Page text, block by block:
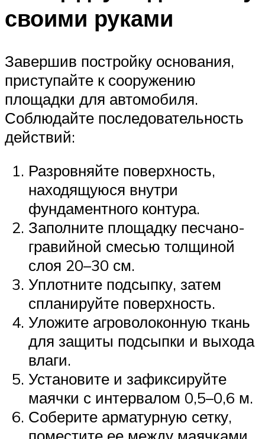
своими руками
Завершив постройку основания,
приступайте к сооружению
площадки для автомобиля.
Соблюдайте последовательность
действий:
Разровняйте поверхность,
находящуюся внутри
фундаментного контура.
Заполните площадку песчано-
гравийной смесью толщиной
слоя 20–30 см.
Уплотните подсыпку, затем
спланируйте поверхность.
Уложите агроволоконную ткань
для защиты подсыпки и выхода
влаги.
Установите и зафиксируйте
маячки с интервалом 0,5–0,6 м.
Соберите арматурную сетку,